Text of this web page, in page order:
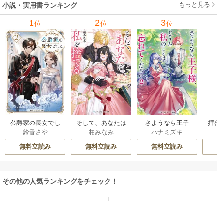
小説・実用書ランキング もっと見る
1位
公爵家の長女でし
た
鈴音さや
無料立読み
2位
そして、あなたは
私を捨てる
柏みなみ
無料立読み
3位
さようなら王子
様、どうか私のこ
とは忘れてくださ
い
ハナミズキ
無料立読み
拝
その他の人気ランキングをチェック！